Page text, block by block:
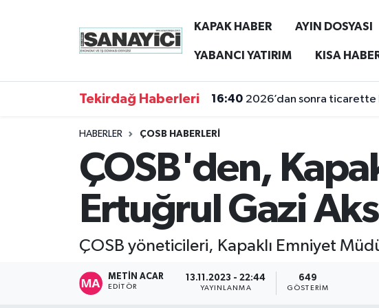
KAPAK HABER AYIN DOSYASI
YABANCI YATIRIM KISA
Tekirdağ Haberleri 16:40 2026’dan sonra ticarette
HABERLER ÇOSB HABERLERİ
ÇOSB'den,
Ertuğrul Gazi
ÇOSB yöneticileri, Kapaklı Emniyet
METIN ACAR
EDITÖR
13.11.2023 - 22:44
YAYINLANMA
649
GÖSTERIM
Tekirdağ Nöbetçi Eczaneler
Tekirdağ Trafik Yoğunluk Haritası
Süper Lig Puan Durumu ve Fikstür
Haber Arşivi